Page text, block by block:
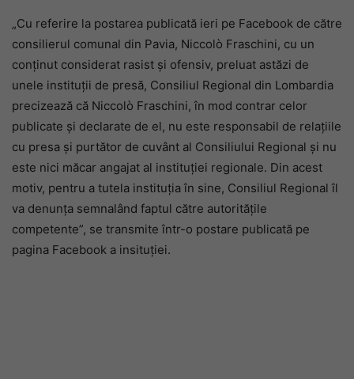
„Cu referire la postarea publicată ieri pe Facebook de către
consilierul comunal din Pavia, Niccolò Fraschini, cu un
conținut considerat rasist și ofensiv, preluat astăzi de
unele instituții de presă, Consiliul Regional din Lombardia
precizează că Niccolò Fraschini, în mod contrar celor
publicate și declarate de el, nu este responsabil de relațiile
cu presa și purtător de cuvânt al Consiliului Regional și nu
este nici măcar angajat al instituției regionale. Din acest
motiv, pentru a tutela instituția în sine, Consiliul Regional îl
va denunța semnalând faptul către autoritățile
competente”, se transmite într-o postare publicată pe
pagina Facebook a insituției.